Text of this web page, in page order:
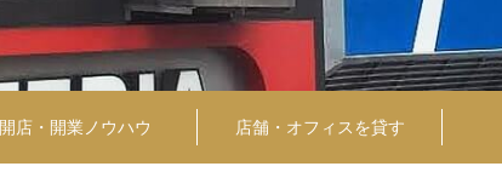
開店・開業ノウハウ 店舗・オフィスを貸す